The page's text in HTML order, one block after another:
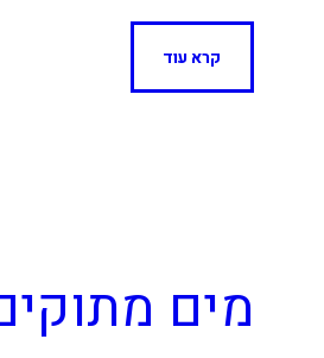
קרא עוד
מים